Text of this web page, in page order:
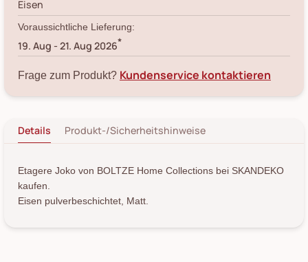
Eisen
Voraussichtliche Lieferung:
19. Aug - 21. Aug 2026*
Frage zum Produkt? Kundenservice kontaktieren
Details Produkt-/Sicherheitshinweise
Etagere Joko von BOLTZE Home Collections bei SKANDEKO
kaufen.
Eisen pulverbeschichtet, Matt.